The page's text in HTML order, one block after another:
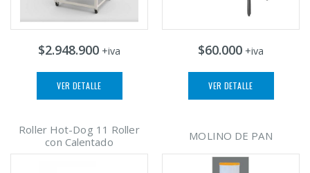
$2.948.900 +iva
VER DETALLE
$60.000 +iva
VER DETALLE
Roller Hot-Dog 11 Roller
con Calentado
MOLINO DE PAN